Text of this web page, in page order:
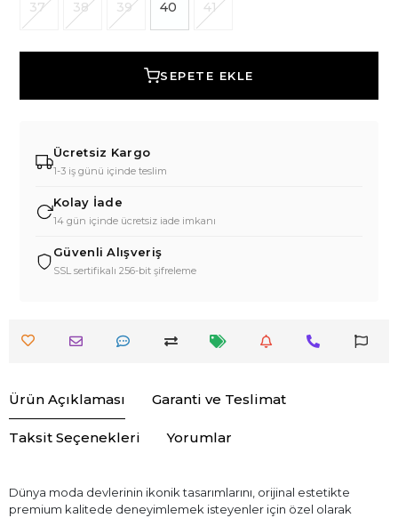
37 38 39 40 41
SEPETE EKLE
Ücretsiz Kargo
1-3 iş günü içinde teslim
Kolay İade
14 gün içinde ücretsiz iade imkanı
Güvenli Alışveriş
SSL sertifikalı 256-bit şifreleme
Ürün Açıklaması Garanti ve Teslimat
Taksit Seçenekleri Yorumlar
Dünya moda devlerinin ikonik tasarımlarını, orijinal estetikte
premium kalitede deneyimlemek isteyenler için özel olarak